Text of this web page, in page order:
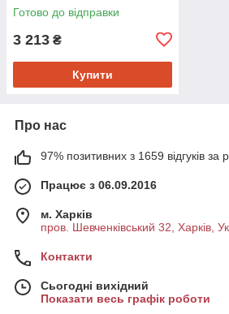
Готово до відправки
3 213 ₴
Купити
Про нас
97% позитивних з 1659 відгуків за
Працює з 06.09.2016
м. Харків
пров. Шевченківський 32, Харків,
Контакти
Сьогодні вихідний
Показати весь графік роботи